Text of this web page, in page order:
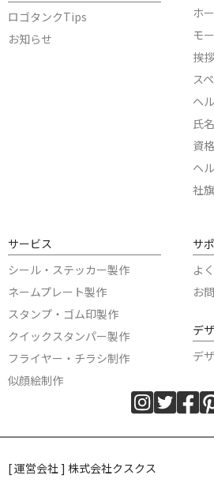
ロゴタンクTips
お知らせ
ホ
モ
挨
ス
ヘ
氏
資
ヘ
社
サービス
シール・ステッカー製作
ネームプレート製作
スタンプ・ゴム印製作
クイックスタンパー製作
フライヤー・チラシ制作
似顔絵制作
サ
よ
お
デ
デ
[ 運営会社 ] 株式会社クスクス